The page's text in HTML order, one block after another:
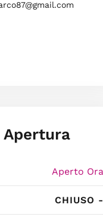
Apertura
Aperto Ora
CHIUSO -